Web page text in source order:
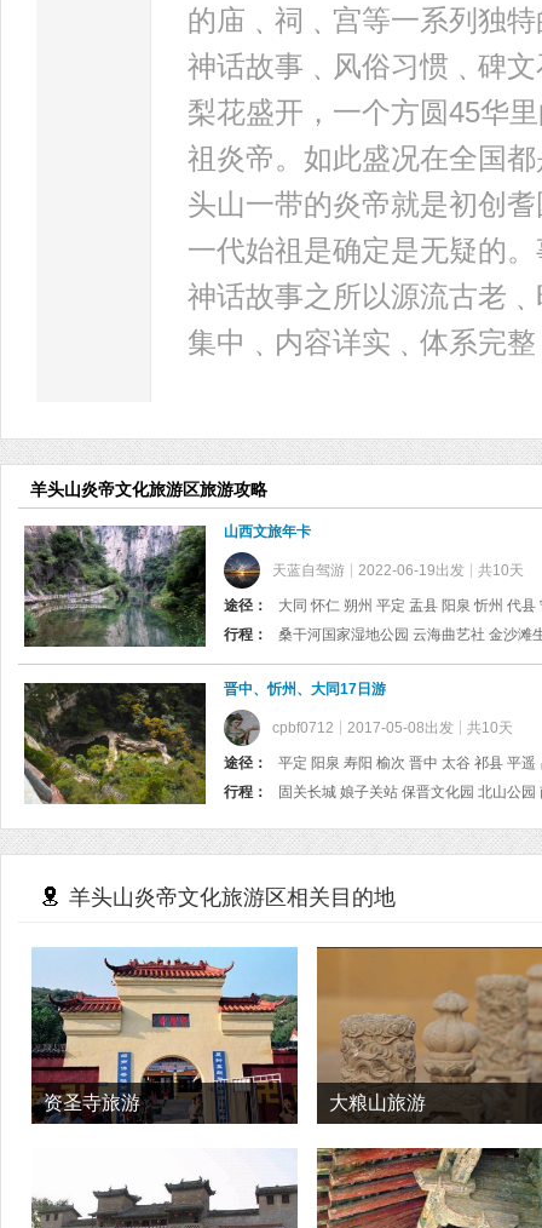
的庙﹑祠﹑宫等一系列独
神话故事﹑风俗习惯﹑碑
梨花盛开，一个方圆45华
祖炎帝。如此盛况在全国
头山一带的炎帝就是初创
一代始祖是确定是无疑的
神话故事之所以源流古老
集中﹑内容详实﹑体系完
羊头山炎帝文化旅游区旅游攻略
山西文旅年卡
天蓝自驾游 2022-06-19出发 共10天
途径：
行程：
晋中、忻州、大同17日游
cpbf0712 2017-05-08出发 共10天
途径：
行程：
固关长城 娘子关站 保晋文
羊头山炎帝文化旅游区相关目的地
资圣寺旅游 大粮山旅游